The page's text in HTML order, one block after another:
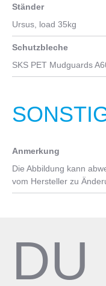
Ständer
Ursus, load 35kg
Schutzbleche
SKS PET Mudguards
Anmerkung
Die Abbildung kann
vom Hersteller zu
DU